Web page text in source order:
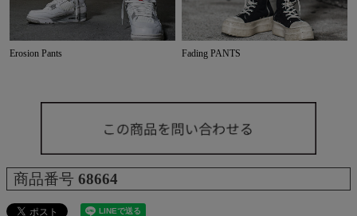
Erosion Pants Fading PANTS
商品番号 68664